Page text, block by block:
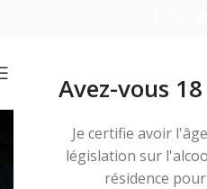
Avez-vous
Je certifie avoir
législation sur
résidence
Produits identifiés